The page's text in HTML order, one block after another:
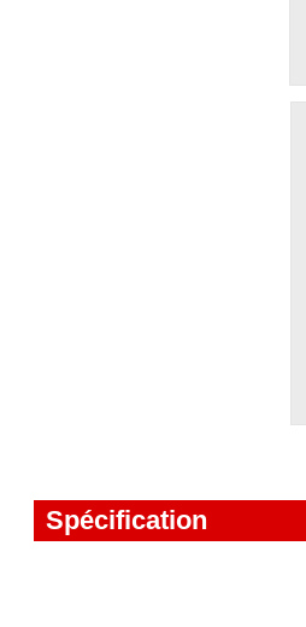
Spécification